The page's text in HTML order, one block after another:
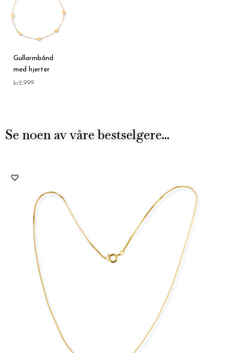
Gullarmbånd
med hjerter
kr2,999
Se noen av våre bestselgere...